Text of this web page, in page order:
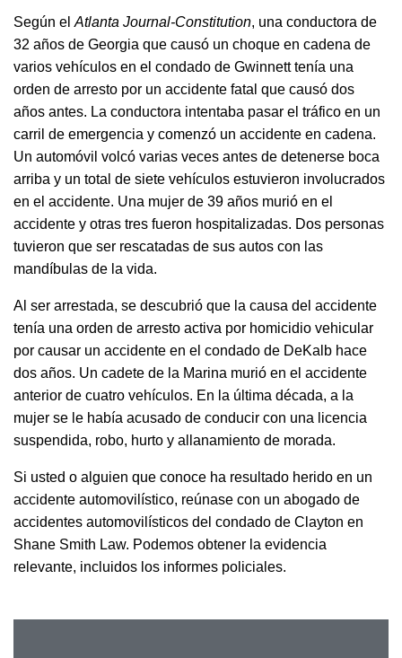
Según el Atlanta Journal-Constitution, una conductora de
32 años de Georgia que causó un choque en cadena de
varios vehículos en el condado de Gwinnett tenía una
orden de arresto por un accidente fatal que causó dos
años antes. La conductora intentaba pasar el tráfico en un
carril de emergencia y comenzó un accidente en cadena.
Un automóvil volcó varias veces antes de detenerse boca
arriba y un total de siete vehículos estuvieron involucrados
en el accidente. Una mujer de 39 años murió en el
accidente y otras tres fueron hospitalizadas. Dos personas
tuvieron que ser rescatadas de sus autos con las
mandíbulas de la vida.
Al ser arrestada, se descubrió que la causa del accidente
tenía una orden de arresto activa por homicidio vehicular
por causar un accidente en el condado de DeKalb hace
dos años. Un cadete de la Marina murió en el accidente
anterior de cuatro vehículos. En la última década, a la
mujer se le había acusado de conducir con una licencia
suspendida, robo, hurto y allanamiento de morada.
Si usted o alguien que conoce ha resultado herido en un
accidente automovilístico, reúnase con un abogado de
accidentes automovilísticos del condado de Clayton en
Shane Smith Law. Podemos obtener la evidencia
relevante, incluidos los informes policiales.